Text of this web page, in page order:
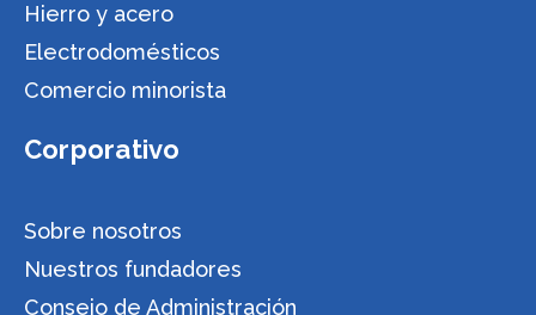
Hierro y acero
Electrodomésticos
Comercio minorista
Corporativo
Sobre nosotros
Nuestros fundadores
Consejo de Administración